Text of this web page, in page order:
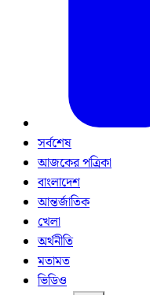
সর্বশেষ
আজকের পত্রিকা
বাংলাদেশ
আন্তর্জাতিক
খেলা
অর্থনীতি
মতামত
ভিডিও